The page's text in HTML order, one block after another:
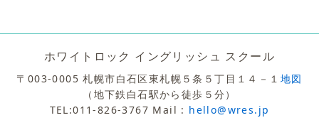
ホワイトロック イングリッシュ スクール
〒003-0005 札幌市白石区東札幌５条５丁目１４－１ 地図
（地下鉄白石駅から徒歩５分）
TEL:011-826-3767 Mail : hello@wres.jp